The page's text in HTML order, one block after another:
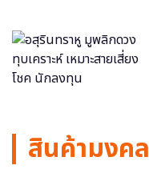
สินค้ามงคล